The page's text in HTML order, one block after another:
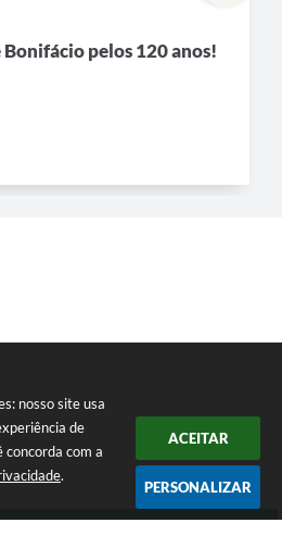
nosso site usa
de
concorda com a
.
ACEITAR
PERSONALIZAR
Bonifácio pelos 120 anos!